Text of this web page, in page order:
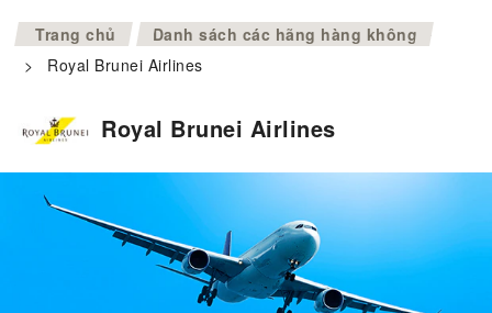
Trang chủ >
Danh sách các hãng hàng không
>
Royal Brunei Airlines
Royal Brunei Airlines